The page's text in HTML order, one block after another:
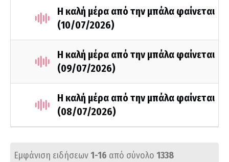
Η καλή μέρα από την μπάλα φαίνεται
(10/07/2026)
Η καλή μέρα από την μπάλα φαίνεται
(09/07/2026)
Η καλή μέρα από την μπάλα φαίνεται
(08/07/2026)
Εμφάνιση ειδήσεων1-16 από σύνολο 1338